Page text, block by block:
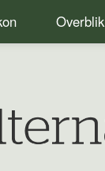
Overblik